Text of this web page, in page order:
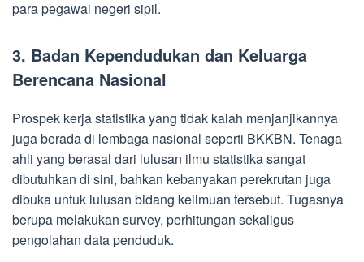
para pegawai negeri sipil.
3. Badan Kependudukan dan Keluarga
Berencana Nasional
Prospek kerja statistika yang tidak kalah menjanjikannya
juga berada di lembaga nasional seperti BKKBN. Tenaga
ahli yang berasal dari lulusan ilmu statistika sangat
dibutuhkan di sini, bahkan kebanyakan perekrutan juga
dibuka untuk lulusan bidang keilmuan tersebut. Tugasnya
berupa melakukan survey, perhitungan sekaligus
pengolahan data penduduk.